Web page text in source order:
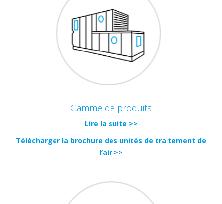
Gamme de produits
Lire la suite >>
Télécharger la brochure des unités de traitement de
l’air >>